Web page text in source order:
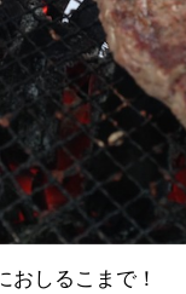
おしるこまで！